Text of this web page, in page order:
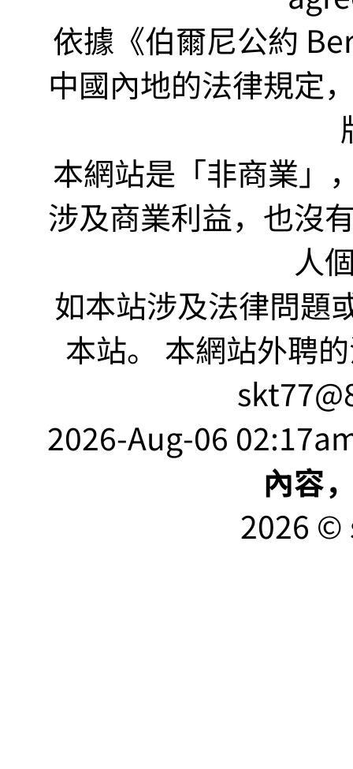
依據《伯爾尼公約
中國內地的法律規定
本網站是「非商業
涉及商業利益，也沒
人
如本站涉及法律問題
本站。 本網站外聘
2026-Aug-06
內容
2026 ©